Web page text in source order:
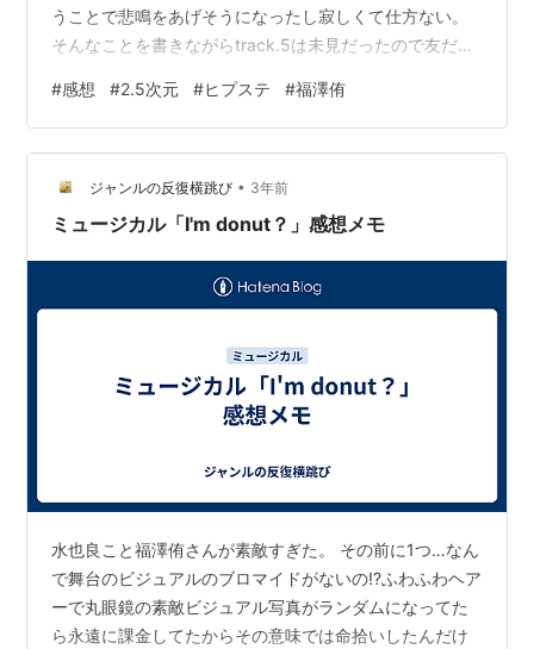
うことで悲鳴をあげそうになったし寂しくて仕方ない。
そんなことを書きながらtrack.5は未見だったので友だち
高。一番好きかもしれん。一郎とサマトキの関係なに。
じゃくらい先生とラムダも仲良しだし。チーム組んだ瞬
間の画良すぎるだろ。バカでかいポスターにして部屋に
飾りたい。 だが圧倒的までに心を奪われたのはD4。オタ
クが好きな要素を煮詰めたんかみたいなビジュと設定。
#感想 #2.5次元 #ヒプステ #福澤侑
ジャンルの反復横跳び • 3年前
ミュージカル「I'm donut？」感想メモ
水也良こと福澤侑さんが素敵すぎた。 その前に1つ…なん
で舞台のビジュアルのブロマイドがないの!?ふわふわヘア
ーで丸眼鏡の素敵ビジュアル写真がランダムになってた
ら永遠に課金してたからその意味では命拾いしたんだけ